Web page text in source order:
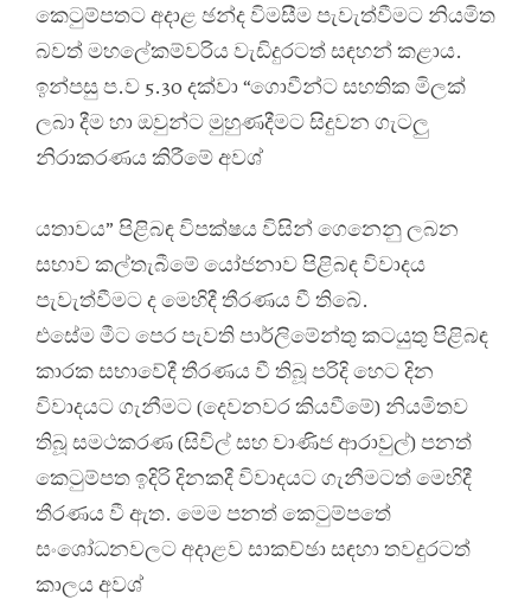
කෙටුම්පතට අදාළ ඡන්ද විමසීම පැවැත්වීමට නියමිත
බවත් මහලේකම්වරිය වැඩිදුරටත් සඳහන් කළාය.
ඉන්පසු ප.ව 5.30 දක්වා “ගොවීන්ට සහතික මිලක්
ලබා දීම හා ඔවුන්ට මුහුණදීමට සිදුවන ගැටලු
නිරාකරණය කිරීමේ අවශ්
යතාවය” පිළිබඳ විපක්ෂය විසින් ගෙනෙනු ලබන
සභාව කල්තැබීමේ යෝජනාව පිළිබඳ විවාදය
පැවැත්වීමට ද මෙහිදී තීරණය වී තිබේ.
එසේම මීට පෙර පැවති පාර්ලිමේන්තු කටයුතු පිළිබඳ
කාරක සභාවේදී තීරණය වී තිබූ පරිදි හෙට දින
විවාදයට ගැනීමට (දෙවනවර කියවීමේ) නියමිතව
තිබූ සමථකරණ (සිවිල් සහ වාණිජ ආරාවුල්) පනත්
කෙටුම්පත ඉදිරි දිනකදී විවාදයට ගැනීමටත් මෙහිදී
තීරණය වී ඇත. මෙම පනත් කෙටුම්පතේ
සංශෝධනවලට අදාළව සාකච්ඡා සඳහා තවදුරටත්
කාලය අවශ්